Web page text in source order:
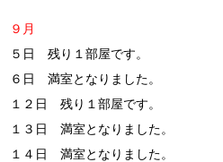
９月
５日 残り１部屋です。
６日 満室となりました。
１２日 残り１部屋です。
１３日 満室となりました。
１４日 満室となりました。